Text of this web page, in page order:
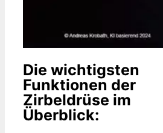
Die wichtigsten
Funktionen der
Zirbeldrüse im
Überblick: